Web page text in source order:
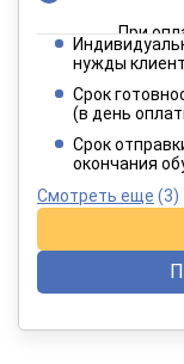
При
4
При
нужды
Срок
(в день
Срок
окончания
Смотреть еще (3)